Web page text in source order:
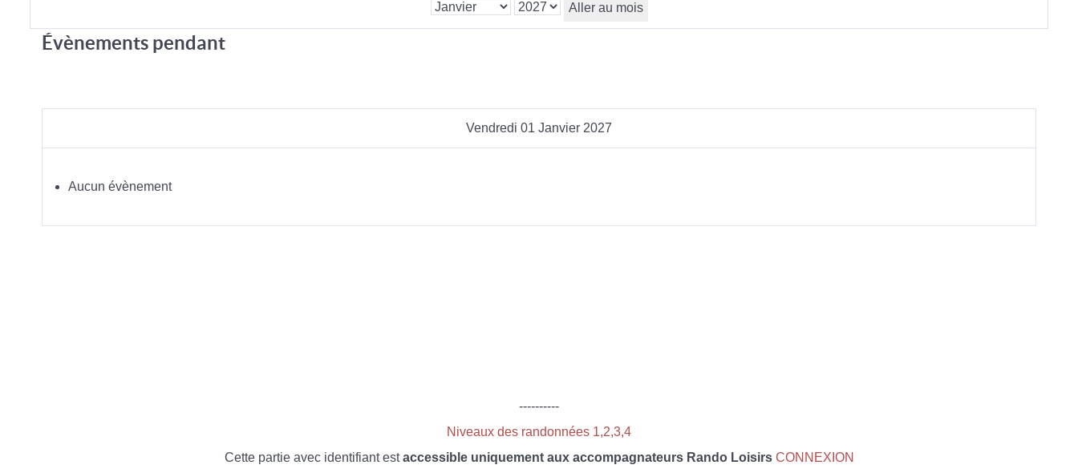
Aller au mois
Évènements pendant
Vendredi 01 Janvier 2027
Aucun évènement
----------
Niveaux des randonnées 1,2,3,4
Cette partie avec identifiant estaccessible uniquement aux accompagnateurs Rando Loisirs CONNEXION